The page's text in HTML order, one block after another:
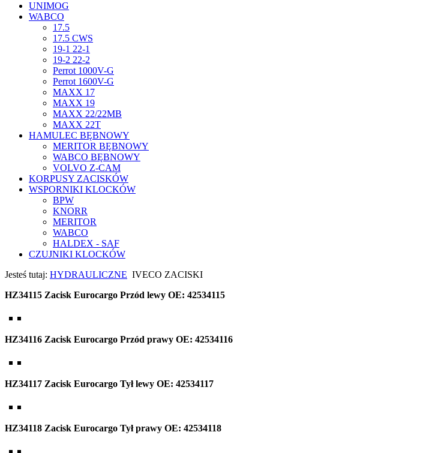
UNIMOG
WABCO
17.5
17.5 CWS
19-1 22-1
19-2 22-2
Perrot 1000V-G
Perrot 1600V-G
MAXX 17
MAXX 19
MAXX 22/22MB
MAXX 22T
HAMULEC BĘBNOWY
MERITOR BĘBNOWY
WABCO BĘBNOWY
VOLVO Z-CAM
KORPUSY ZACISKÓW
WSPORNIKI KLOCKÓW
BPW
KNORR
MERITOR
WABCO
HALDEX - SAF
CZUJNIKI KLOCKÓW
Jesteś tutaj: HYDRAULICZNE IVECO ZACISKI
HZ34115 Zacisk Eurocargo Przód lewy OE: 42534115
HZ34116 Zacisk Eurocargo Przód prawy OE: 42534116
HZ34117 Zacisk Eurocargo Tył lewy OE: 42534117
HZ34118 Zacisk Eurocargo Tył prawy OE: 42534118